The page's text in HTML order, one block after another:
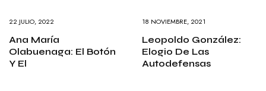
22 JULIO, 2022
Ana María
Olabuenaga: El Botón
Y El
18 NOVIEMBRE, 2021
Leopoldo González:
Elogio De Las
Autodefensas